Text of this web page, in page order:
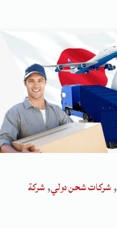
,شركات شحن دولي,شركة